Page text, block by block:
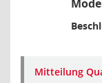
Mitteilung